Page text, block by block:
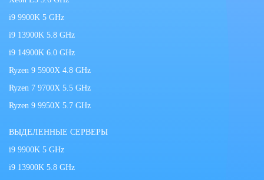
i9 9900K 5 GHz
i9 13900K 5.8 GHz
i9 14900K 6.0 GHz
Ryzen 9 5900X 4.8 GHz
Ryzen 7 9700X 5.5 GHz
Ryzen 9 9950X 5.7 GHz
ВЫДЕЛЕННЫЕ СЕРВЕРЫ
i9 9900K 5 GHz
i9 13900K 5.8 GHz